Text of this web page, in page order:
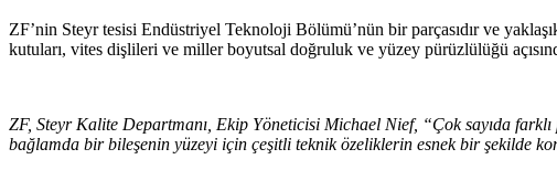
ZF’nin Steyr tesisi Endüstriyel Teknoloji Bölümü’nün bir parçasıdır ve
kutuları, vites dişlileri ve miller boyutsal doğruluk ve yüzey pürüzlülüğü
ZF, Steyr Kalite Departmanı, Ekip Yöneticisi Michael Nief, “Çok sayıda
bağlamda bir bileşenin yüzeyi için çeşitli teknik özeliklerin esnek bir şekilde